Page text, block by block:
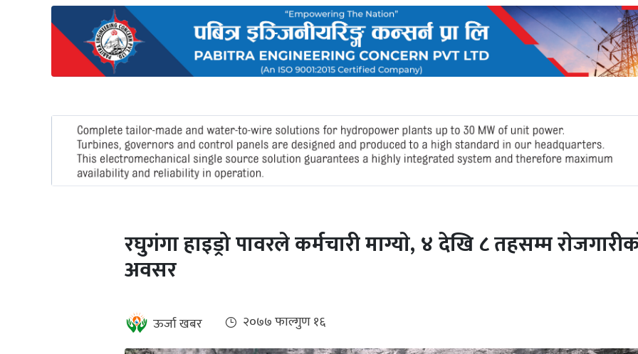
पेट्रोलियम
अन्तर्राष्ट्रिय
जलवायु
रघुगंगा हाइड्रो पावरले कर्मचारी माग्याे, ४ देखि ८ तहसम्म
अवसर
ऊर्जा खबर २०७७ फाल्गुण १६